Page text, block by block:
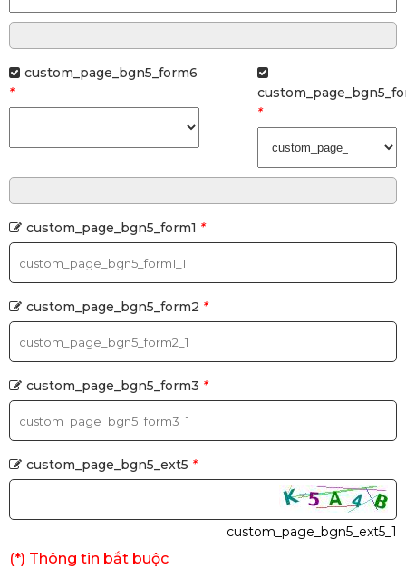
custom_page_bgn5_form6
*
*
custom_page_bgn5_form1 *
custom_page_bgn5_form2 *
custom_page_bgn5_form3 *
custom_page_bgn5_ext5 *
custom_page_bgn5_ext5_1
(*) Thông tin bắt buộc